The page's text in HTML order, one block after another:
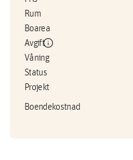
Rum
Boarea
Avgiftinfo
Våning
Status
Projekt
Boendekostnad